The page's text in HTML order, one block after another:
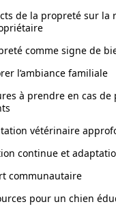
de la propreté sur la
comme signe de
l’ambiance familiale
à prendre en cas de
vétérinaire
continue et
communautaire
pour un chien